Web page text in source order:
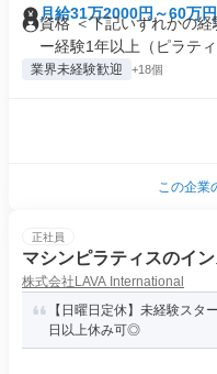
月給31万2000円～60万円
資格 ＜下記いずれかの
ー経験1年以上（ピラティ
業界未経験歓迎 +18個
この企業
正社員
マシンピラティスのイ
株式会社LAVA International
【日曜日定休】未経験ス
日以上休み可◎